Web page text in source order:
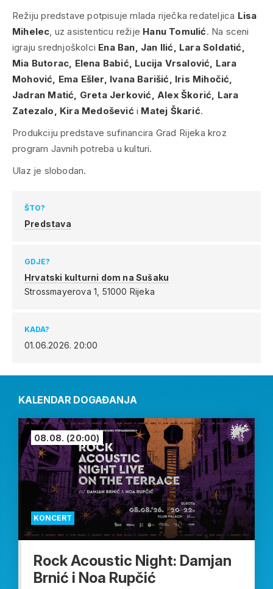
Režiju predstave potpisuje mlada riječka redateljica Lisa
Mihelec , uz asistenticu režije Hanu Tomulić. Na sceni
igraju srednjoškolci Ena Ban, Jan Ilić, Lara Soldatić,
Mia Butorac, Elena Babić, Lucija Vrsalović, Lara
Mohović, Ema Ešler, Ivana Barišić, Iris Mihočić,
Jadran Matić, Greta Jerković, Alex Škorić, Lara
Zatezalo, Kira Medošević i Matej Škarić.
Produkciju predstave sufinancira Grad Rijeka kroz
program Javnih potreba u kulturi.
Ulaz je slobodan.
ŠTO?
Predstava
GDJE?
Hrvatski kulturni dom na Sušaku
Strossmayerova 1, 51000 Rijeka
KADA?
01.06.2026.20:00
KALENDAR DOGAĐANJA
KONCERT
08.08. (20:00)
Rock Acoustic Night: Damjan
Brnić i Noa Rupčić